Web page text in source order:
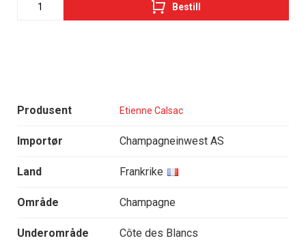
Produsent Etienne Calsac
Importør Champagneinwest AS
Land Frankrike
Område Champagne
Underområde Côte des Blancs
Bestill